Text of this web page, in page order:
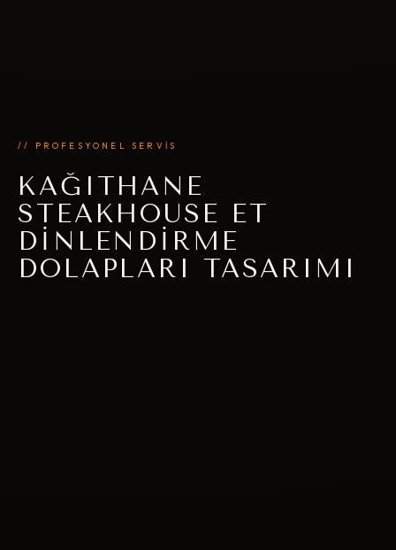
// PROFESYONEL SERVİS
KAĞITHANE
STEAKHOUSE ET
DINLENDIRME
DOLAPLARI TASARIMI